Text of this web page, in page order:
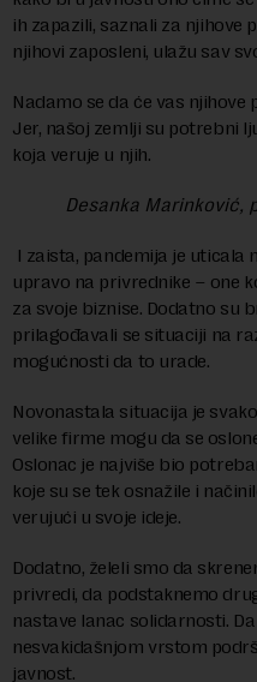
ih zapazili, saznali za njihove
njihovi zaposleni, ulažu sav
Nadamo se da će vas
Jer, našoj zemlji su potrebni
koja veruje u njih.
Desanka Marinković,
I zaista, pandemija je uticala
upravo na privrednike – one
za svoje biznise. Dodatno su
prilagođavali se situaciji na
mogućnosti da to urade.
Novonastala situacija je
velike firme mogu da se
Oslonac je najviše bio
koje su se tek osnažile i
verujući u svoje ideje.
Dodatno, želeli smo da
privredi, da podstaknemo
nastave lanac solidarnosti.
nesvakidašnjom vrstom
javnost.